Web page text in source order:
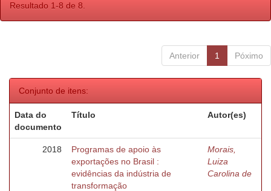
Resultado 1-8 de 8.
Anterior 1 Póximo
Conjunto de itens:
Data do
documento
Título Autor(es)
2018
Programas de apoio às
exportações no Brasil :
evidências da indústria de
transformação
Morais,
Luiza
Carolina de